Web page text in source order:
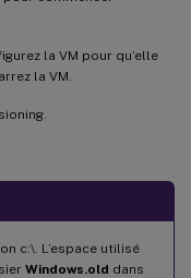
la VM pour qu’elle
la VM.
c:\. L’espace utilisé
Windows.old dans